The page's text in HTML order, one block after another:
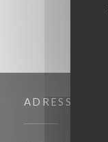
ADRESSE